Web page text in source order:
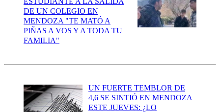
DE UN COLEGIO EN
MENDOZA "TE MATÓ A
PIÑAS A VOS Y A TODA TU
FAMILIA"
UN FUERTE TEMBLOR DE
4,6 SE SINTIÓ EN MENDOZA
ESTE JUEVES: ¿LO